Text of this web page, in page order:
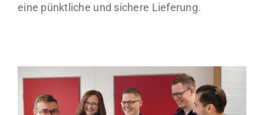
eine pünktliche und sichere Lieferung.